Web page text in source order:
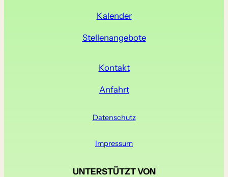
Kalender
Stellenangebote
Kontakt
Anfahrt
Datenschutz
Impressum
UNTERSTÜTZT VON